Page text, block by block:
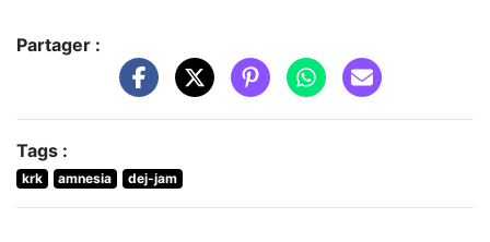
Partager :
Tags :
krk amnesia dej-jam